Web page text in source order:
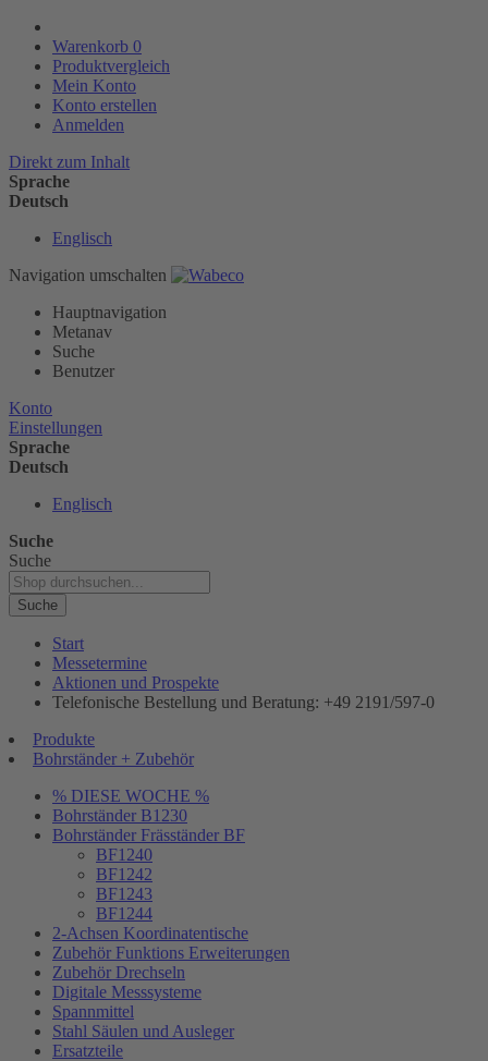
Warenkorb 0
Produktvergleich
Mein Konto
Konto erstellen
Anmelden
Direkt zum Inhalt
Sprache
Deutsch
Englisch
Navigation umschalten
Hauptnavigation
Metanav
Suche
Benutzer
Konto
Einstellungen
Sprache
Deutsch
Englisch
Suche
Suche
Suche
Start
Messetermine
Aktionen und Prospekte
Telefonische Bestellung und Beratung: +49 2191/597-0
Produkte
Bohrständer + Zubehör
% DIESE WOCHE %
Bohrständer B1230
Bohrständer Fräsständer BF
BF1240
BF1242
BF1243
BF1244
2-Achsen Koordinatentische
Zubehör Funktions Erweiterungen
Zubehör Drechseln
Digitale Messsysteme
Spannmittel
Stahl Säulen und Ausleger
Ersatzteile